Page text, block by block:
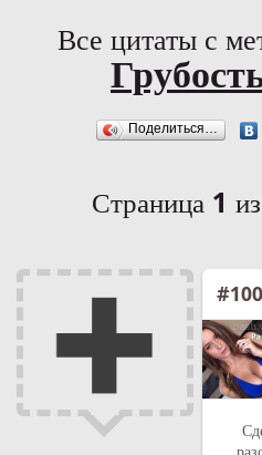
Все цитаты с
Поделиться…
Страница 1